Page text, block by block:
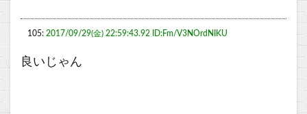
105: 2017/09/29(金) 22:59:43.92 ID:Fm/V3NOrdNIKU
良いじゃん